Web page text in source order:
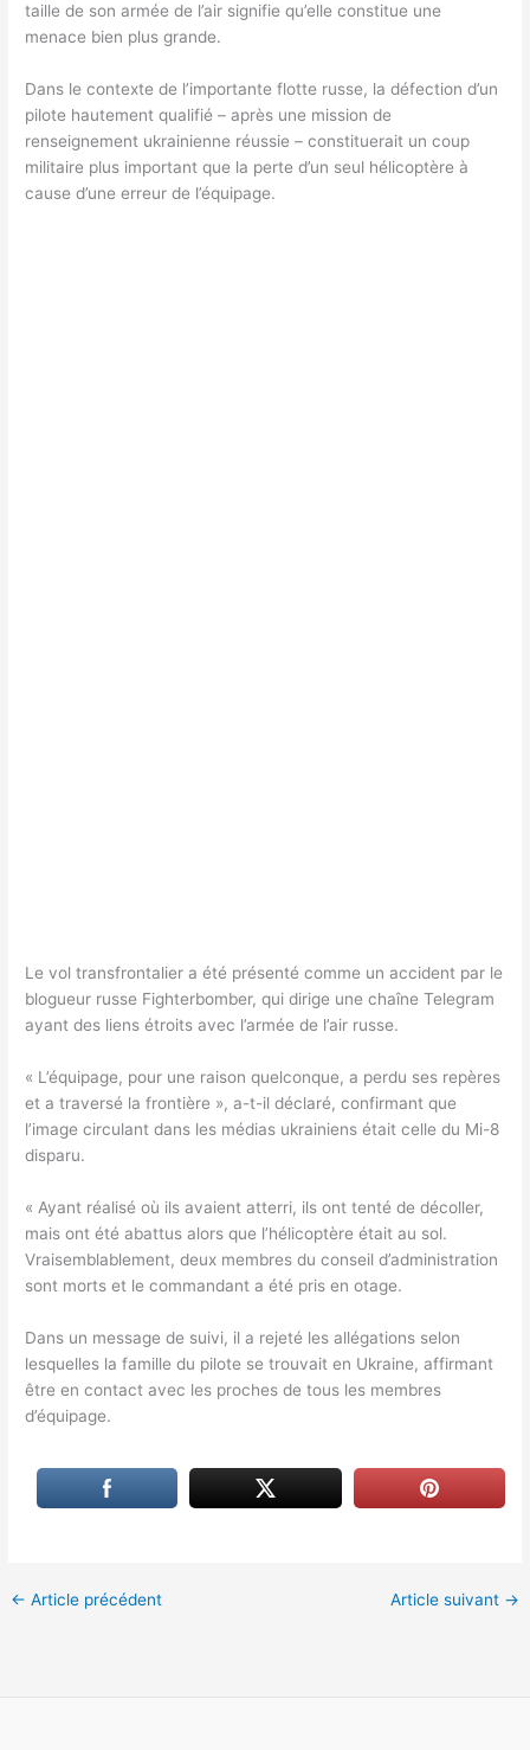
taille de son armée de l’air signifie qu’elle constitue une
menace bien plus grande.
Dans le contexte de l’importante flotte russe, la défection d’un
pilote hautement qualifié – après une mission de
renseignement ukrainienne réussie – constituerait un coup
militaire plus important que la perte d’un seul hélicoptère à
cause d’une erreur de l’équipage.
Le vol transfrontalier a été présenté comme un accident par le
blogueur russe Fighterbomber, qui dirige une chaîne Telegram
ayant des liens étroits avec l’armée de l’air russe.
« L’équipage, pour une raison quelconque, a perdu ses repères
et a traversé la frontière », a-t-il déclaré, confirmant que
l’image circulant dans les médias ukrainiens était celle du Mi-8
disparu.
« Ayant réalisé où ils avaient atterri, ils ont tenté de décoller,
mais ont été abattus alors que l’hélicoptère était au sol.
Vraisemblablement, deux membres du conseil d’administration
sont morts et le commandant a été pris en otage.
Dans un message de suivi, il a rejeté les allégations selon
lesquelles la famille du pilote se trouvait en Ukraine, affirmant
être en contact avec les proches de tous les membres
d’équipage.
← Article précédent Article suivant →